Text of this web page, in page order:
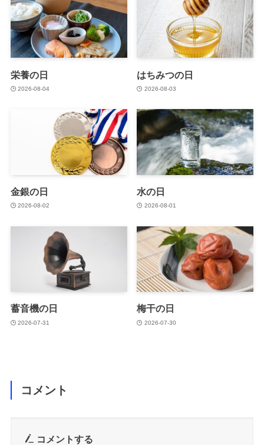
栄養の日
2026-08-04
はちみつの日
2026-08-03
金銀の日
2026-08-02
水の日
2026-08-01
蓄音機の日
2026-07-31
梅干の日
2026-07-30
コメント
コメントする